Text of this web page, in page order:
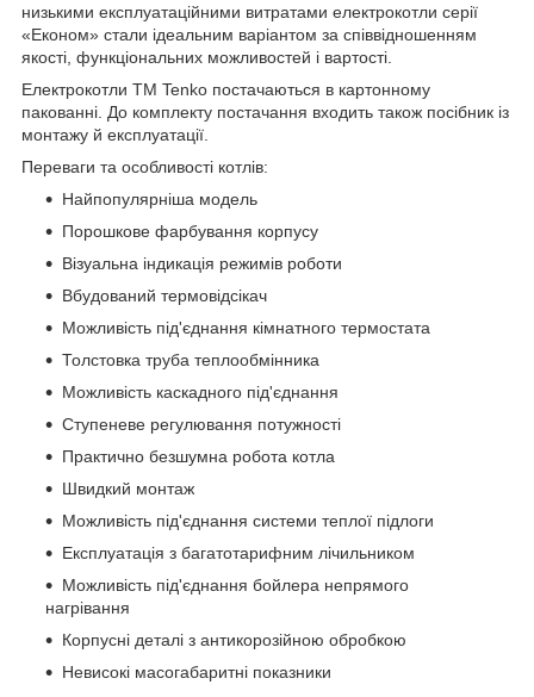
низькими експлуатаційними витратами електрокотли серії
«Економ» стали ідеальним варіантом за співвідношенням
якості, функціональних можливостей і вартості.
Електрокотли ТМ Tenko постачаються в картонному
пакованні. До комплекту постачання входить також посібник із
монтажу й експлуатації.
Переваги та особливості котлів:
Найпопулярніша модель
Порошкове фарбування корпусу
Візуальна індикація режимів роботи
Вбудований термовідсікач
Можливість під'єднання кімнатного термостата
Толстовка труба теплообмінника
Можливість каскадного під'єднання
Ступеневе регулювання потужності
Практично безшумна робота котла
Швидкий монтаж
Можливість під'єднання системи теплої підлоги
Експлуатація з багатотарифним лічильником
Можливість під'єднання бойлера непрямого
нагрівання
Корпусні деталі з антикорозійною обробкою
Невисокі масогабаритні показники